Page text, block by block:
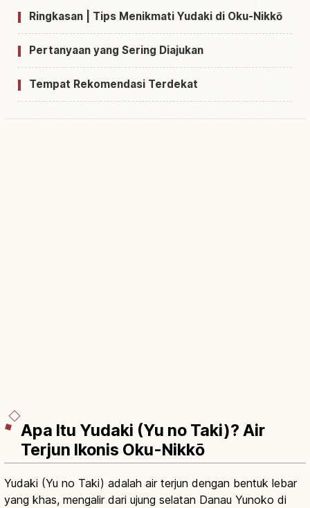
Ringkasan | Tips Menikmati Yudaki di Oku-Nikkō
Pertanyaan yang Sering Diajukan
Tempat Rekomendasi Terdekat
Apa Itu Yudaki (Yu no Taki)? Air
Terjun Ikonis Oku-Nikkō
Yudaki (Yu no Taki) adalah air terjun dengan bentuk lebar
yang khas, mengalir dari ujung selatan Danau Yunoko di